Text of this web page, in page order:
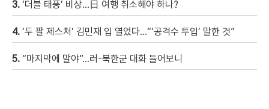
3. ‘더블 태풍’ 비상…日 여행 취소해야 하나?
4. ‘두 팔 제스처’ 김민재 입 열었다…“‘공격수 투입’ 말한 것”
5. “마지막에 말야”…러-북한군 대화 들어보니